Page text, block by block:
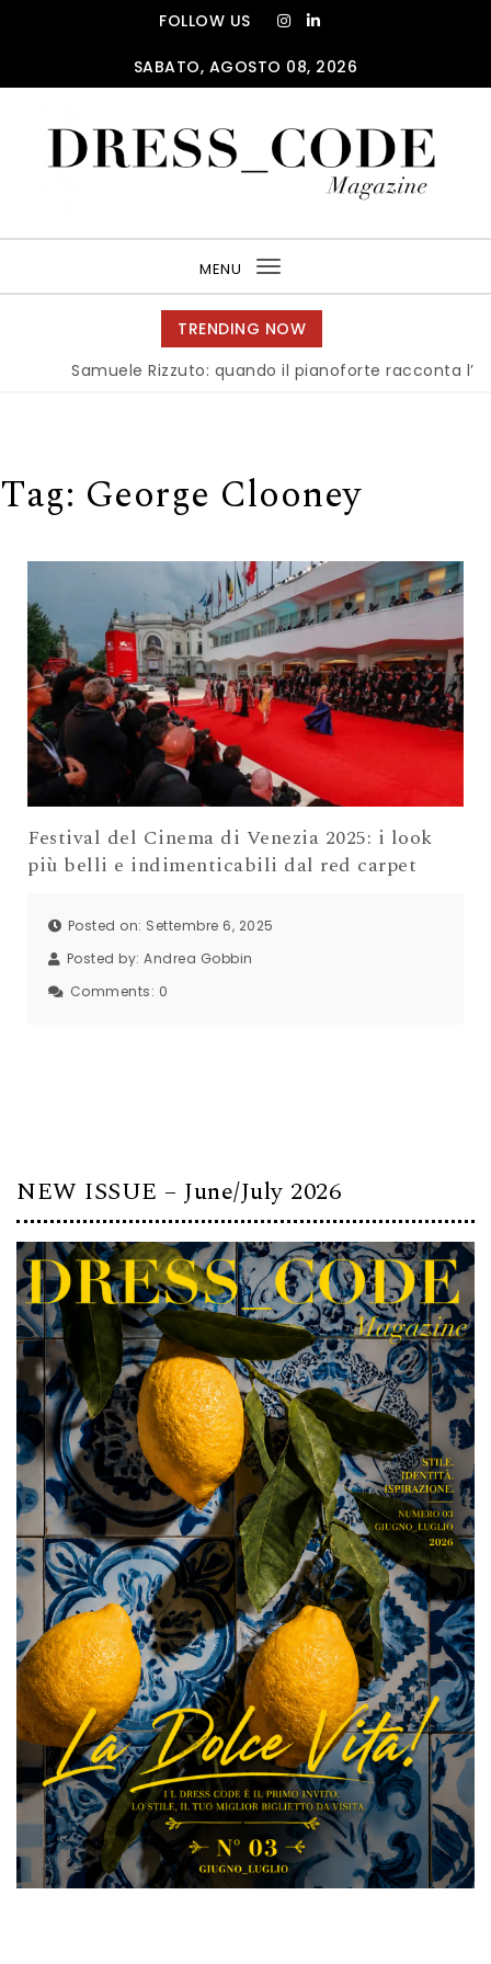
FOLLOW US
SABATO, AGOSTO 08, 2026
MENU
Toggle
navigation
TRENDING NOW
Samuele Rizzuto: quando il pianoforte racconta
Tag: George Clooney
Festival del Cinema di Venezia 2025: i look
più belli e indimenticabili dal red carpet
Posted on: Settembre 6, 2025
Posted by: Andrea Gobbin
Comments: 0
NEW ISSUE – June/July 2026